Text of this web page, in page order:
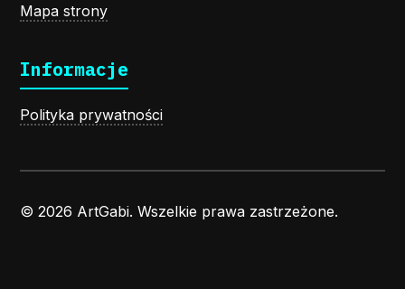
Mapa strony
Informacje
Polityka prywatności
© 2026 ArtGabi. Wszelkie prawa zastrzeżone.